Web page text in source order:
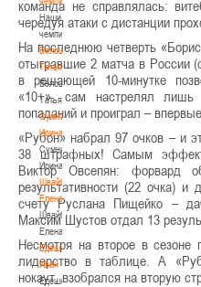
Наши
чемпионы
Белошапко
Татьяна
Белошапко
Татьяна
Сумникова
Ирина
Сумникова
Ирина
Швайбович
Елена
Швайбович
Елена
Едешко
Иван
Едешко
команда не справлялась:
чередуя атаки с дистанции
На последнюю четверть
отыгравшие 2 матча в России
в решающей 10-минутке
«10+», сам настрелял
попаданий и проиграл –
«Рубон» набрал 97 очков – и
38 штрафных! Самым
Виктор Овсепян: форвард
результативности (22 очка)
счету Руслана Пищейко –
Максим Шустов отдал 13
Несмотря на второе в сезоне
лидерство в таблице. А
нокаут, взобрался на вторую